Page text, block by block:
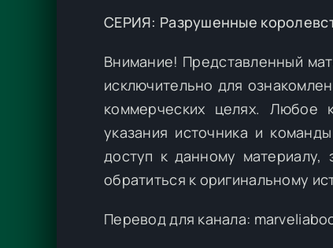
СЕРИЯ: Разрушенные
Внимание! Представленный
исключительно для
коммерческих целях. Любое
указания источника и
доступ к данному
обратиться к оригинальному
Перевод для канала: